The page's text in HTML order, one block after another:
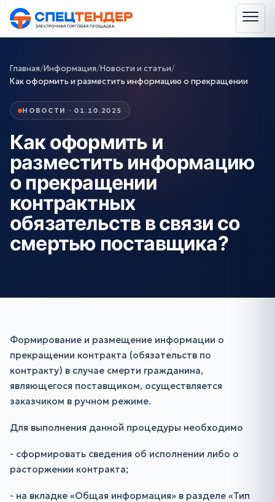
Главная/Информация/Новости и статьи/
Как оформить и разместить информацию о прекращении
НОВОСТИ · 01.10.2025
Как оформить и
разместить информацию
о прекращении
контрактных
обязательств в связи со
смертью поставщика?
Формирование и размещение информации о
прекращении контракта (обязательств по
контракту) в случае смерти гражданина,
являющегося поставщиком, осуществляется
заказчиком в ручном режиме.
Для выполнения данной процедуры необходимо
- сформировать сведения об исполнении либо о
расторжении контракта;
- на вкладке «Общая информация» в разделе «Тип